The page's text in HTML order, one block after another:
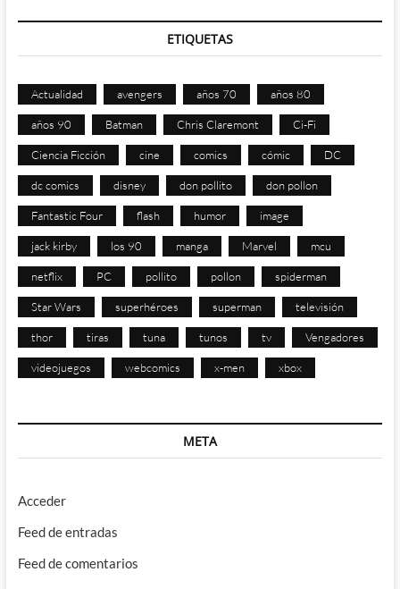
ETIQUETAS
Actualidad avengers años 70 años 80
años 90 Batman Chris Claremont Ci-Fi
Ciencia Ficción cine comics cómic DC
dc comics disney don pollito don pollon
Fantastic Four flash humor image
jack kirby los 90 manga Marvel mcu
netflix PC pollito pollon spiderman
Star Wars superhéroes superman televisión
thor tiras tuna tunos tv Vengadores
videojuegos webcomics x-men xbox
META
Acceder
Feed de entradas
Feed de comentarios